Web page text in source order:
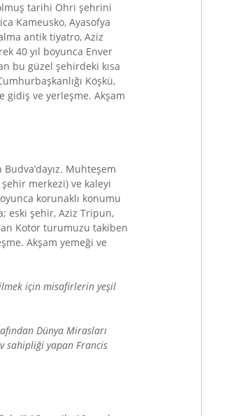
tarihi Ohri şehrini
Kameusko, Ayasofya
antik tiyatro, Aziz
40 yıl boyunca Enver
bu güzel şehirdeki kısa
Köşkü,
gidiş ve yerleşme. Akşam
Muhteşem
merkezi) ve kaleyi
korunaklı konumu
eski şehir, Aziz Tripun,
Kotor turumuzu takiben
Akşam yemeği ve
için misafirlerin yeşil
Dünya Mirasları
sahipliği yapan Francis